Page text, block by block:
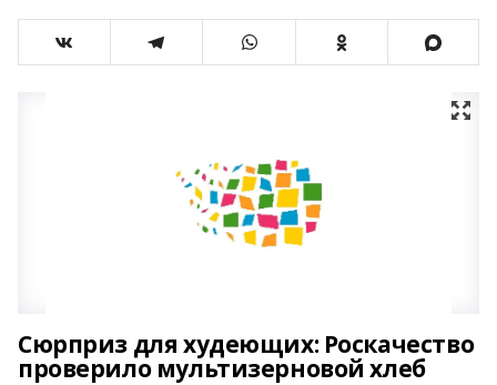
Сюрприз для худеющих: Роскачество
проверило мультизерновой хлеб